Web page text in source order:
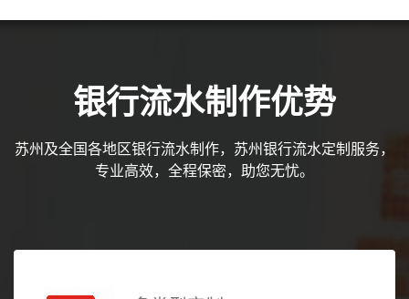
银行流水制作优势
苏州及全国各地区银行流水制作，苏州银行流水定制服务，
专业高效，全程保密，助您无忧。